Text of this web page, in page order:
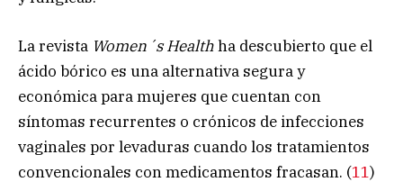
La revista Women´s Healthha descubierto que el
ácido bórico es una alternativa segura y
económica para mujeres que cuentan con
síntomas recurrentes o crónicos de infecciones
vaginales por levaduras cuando los tratamientos
convencionales con medicamentos fracasan. (11)